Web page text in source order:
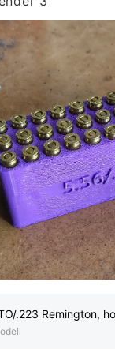
.223 Remington,